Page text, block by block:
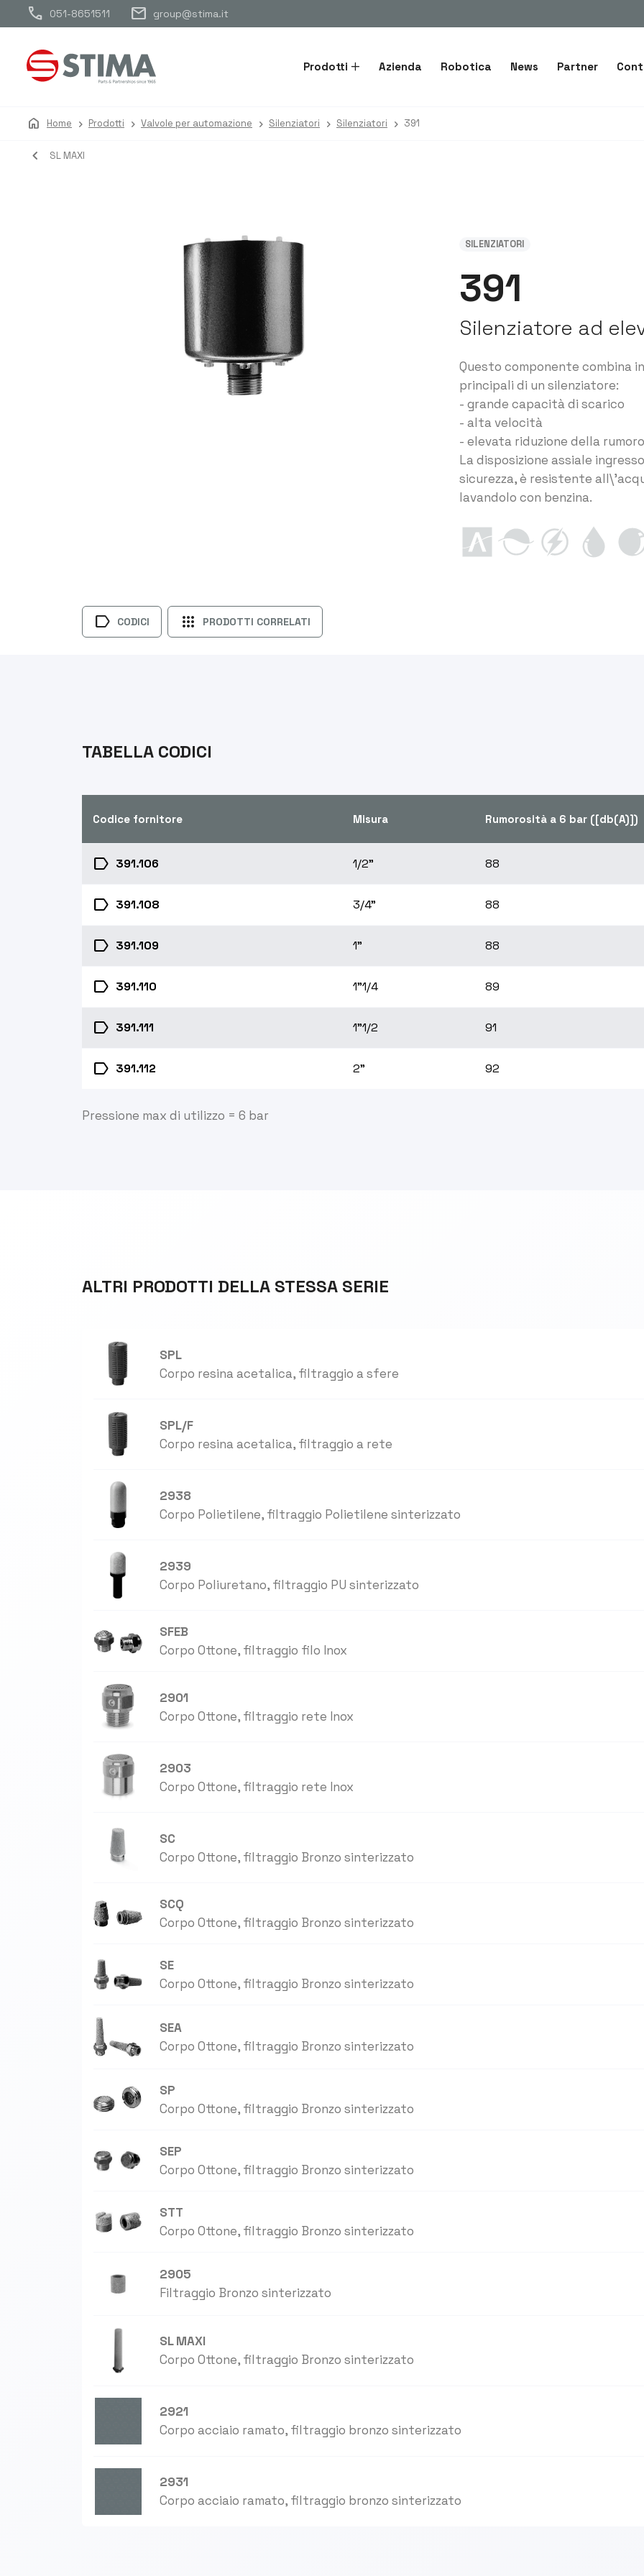
call 051-8651511 mail group@stima.it
Prodotti Azienda Robotica News Partner
home Home Prodotti Valvole per automazione Silenziatori Silenziatori 391
navigate_before SL MAXI
SILENZIATORI
391
Silenziatore ad
Questo componente combina
principali di un silenziatore:
- grande capacità di scarico
- alta velocità
- elevata riduzione della
La disposizione assiale
sicurezza, è resistente
lavandolo con benzina.
label CODICI apps PRODOTTI CORRELATI
TABELLA CODICI
Codice fornitore Misura Rumorosità a 6 bar ([db(A)])
label 391.106 1/2" 88
label 391.108 3/4" 88
label 391.109 1" 88
label 391.110 1"1/4 89
label 391.111 1"1/2 91
label 391.112 2" 92
Pressione max di utilizzo = 6 bar
ALTRI PRODOTTI DELLA STESSA SERIE
SPL
Corpo resina acetalica, filtraggio a sfere
SPL/F
Corpo resina acetalica, filtraggio a rete
2938
Corpo Polietilene, filtraggio Polietilene sinterizzato
2939
Corpo Poliuretano, filtraggio PU sinterizzato
SFEB
Corpo Ottone, filtraggio filo Inox
2901
Corpo Ottone, filtraggio rete Inox
2903
Corpo Ottone, filtraggio rete Inox
SC
Corpo Ottone, filtraggio Bronzo sinterizzato
SCQ
Corpo Ottone, filtraggio Bronzo sinterizzato
SE
Corpo Ottone, filtraggio Bronzo sinterizzato
SEA
Corpo Ottone, filtraggio Bronzo sinterizzato
SP
Corpo Ottone, filtraggio Bronzo sinterizzato
SEP
Corpo Ottone, filtraggio Bronzo sinterizzato
STT
Corpo Ottone, filtraggio Bronzo sinterizzato
2905
Filtraggio Bronzo sinterizzato
SL MAXI
Corpo Ottone, filtraggio Bronzo sinterizzato
2921
Corpo acciaio ramato, filtraggio bronzo sinterizzato
2931
Corpo acciaio ramato, filtraggio bronzo sinterizzato